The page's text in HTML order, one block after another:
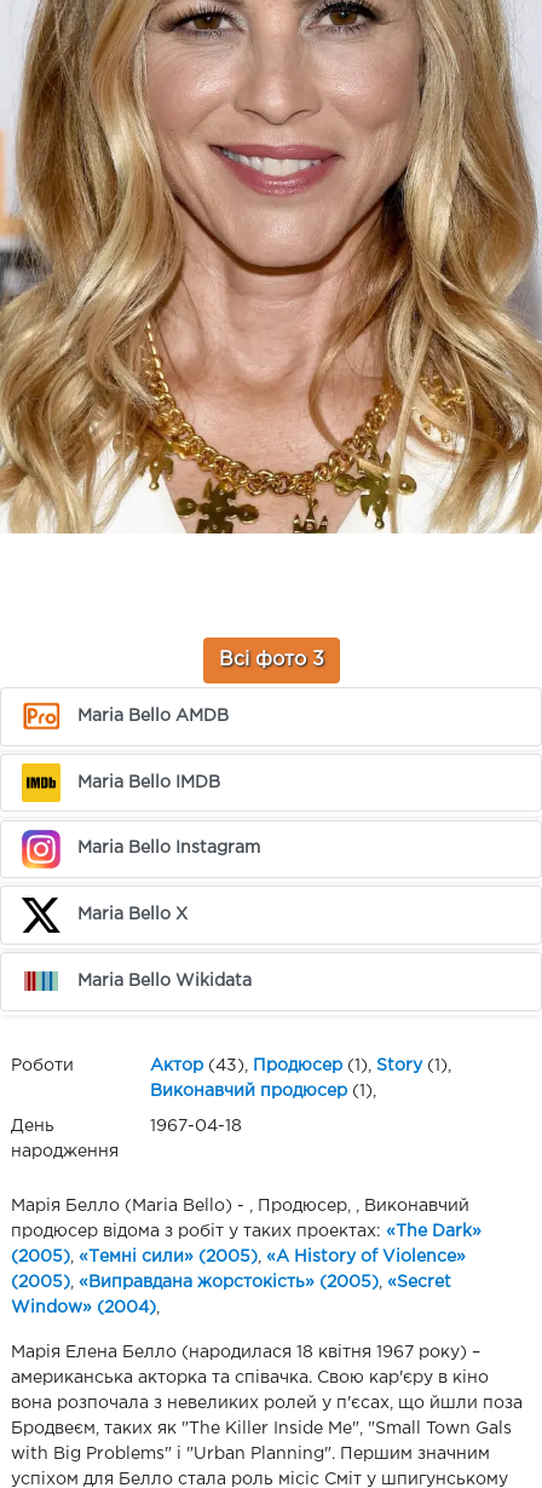
Всі фото 3
Maria Bello AMDB
Maria Bello IMDB
Maria Bello Instagram
Maria Bello X
Maria Bello Wikidata
Роботи Актор (43), Продюсер (1), Story(1),
Виконавчий продюсер (1),
День
народження
1967-04-18
Марія Белло (Maria Bello) - , Продюсер, , Виконавчий
продюсер відома з робіт у таких проектах: «The Dark»
(2005) «Темні сили» (2005) «A History of Violence»
(2005) «Виправдана жорстокість» (2005) «Secret
Window» (2004)
Марія Елена Белло (народилася 18 квітня 1967 року) –
американська акторка та співачка. Свою кар'єру в кіно
вона розпочала з невеликих ролей у п'єсах, що йшли поза
Бродвеєм, таких як "The Killer Inside Me", "Small Town Gals
with Big Problems" і "Urban Planning". Першим значним
успіхом для Белло стала роль місіс Сміт у шпигунському